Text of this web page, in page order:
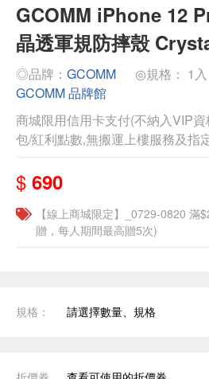
GCOMM iPhone 12
晶透軍規防摔殼
◎品牌： GCOMM ◎規格： 1入
GCOMM 品牌館
商城限用信用卡支付(不納入VIP
包/紅利點數,無搬運上樓服務及指
$ 690
【線上商城限定】_0729-0820 滿
贈，每人期間最高贈5次)
規格： 請選擇數量、規格